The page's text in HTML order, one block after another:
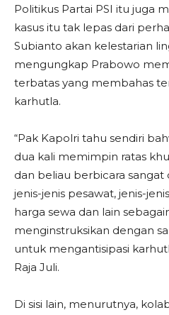
Politikus Partai PSI itu juga
kasus itu tak lepas dari
Subianto akan kelestarian
mengungkap Prabowo
terbatas yang membahas
karhutla.
“Pak Kapolri tahu sendiri
dua kali memimpin ratas
dan beliau berbicara sangat
jenis-jenis pesawat, jenis-
harga sewa dan lain
menginstruksikan dengan
untuk mengantisipasi
Raja Juli.
Di sisi lain, menurutnya,